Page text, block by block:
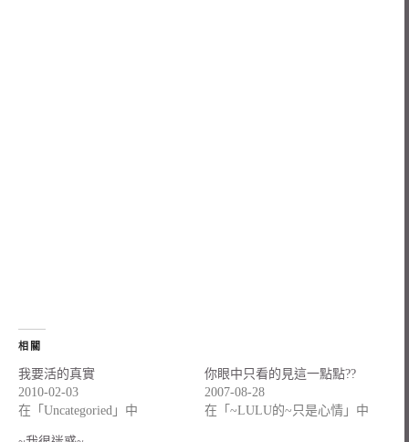
相關
我要活的真實
2010-02-03
在「Uncategoried」中
你眼中只看的見這一點點??
2007-08-28
在「~LULU的~只是心情」中